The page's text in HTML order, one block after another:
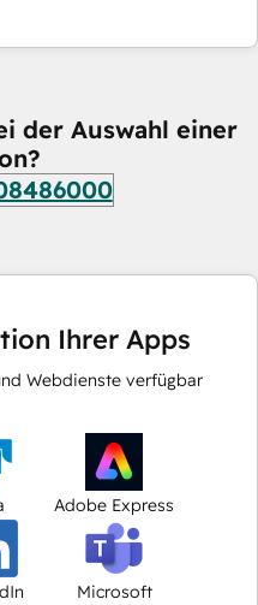
der Auswahl einer
Ihrer Apps
Webdienste verfügbar
Adobe Express
Microsoft